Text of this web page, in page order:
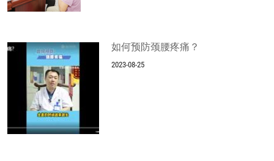
如何预防颈腰疼痛？
2023-08-25